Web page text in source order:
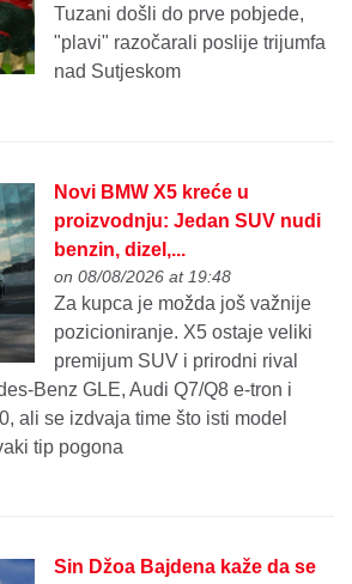
Tuzani došli do prve pobjede,
"plavi" razočarali poslije trijumfa
nad Sutjeskom
Novi BMW X5 kreće u
proizvodnju: Jedan SUV nudi
benzin, dizel,...
on 08/08/2026 at 19:48
Za kupca je možda još važnije
pozicioniranje. X5 ostaje veliki
premijum SUV i prirodni rival
Benz GLE, Audi Q7/Q8 e-tron i
ali se izdvaja time što isti model
tip pogona
Sin Džoa Bajdena kaže da se